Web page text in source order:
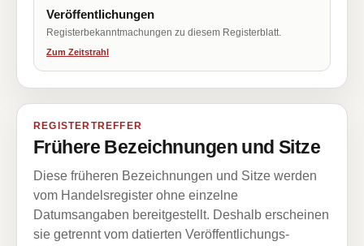
Veröffentlichungen
Registerbekanntmachungen zu diesem Registerblatt.
Zum Zeitstrahl
REGISTERTREFFER
Frühere Bezeichnungen und Sitze
Diese früheren Bezeichnungen und Sitze werden
vom Handelsregister ohne einzelne
Datumsangaben bereitgestellt. Deshalb erscheinen
sie getrennt vom datierten Veröffentlichungs-